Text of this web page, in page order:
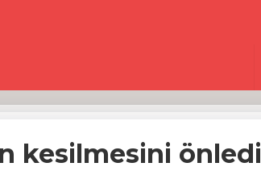
kesilmesini önledi